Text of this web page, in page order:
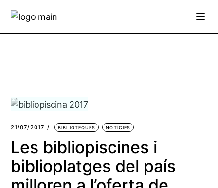
the
21/07/2017 BIBLIOTEQUES NOTÍCIES
Les bibliopiscines i
biblioplatges del país